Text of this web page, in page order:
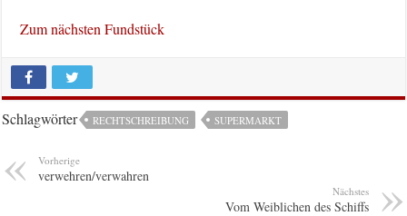
Zum nächsten Fundstück
Schlagwörter RECHTSCHREIBUNG SUPERMARKT
Vorherige
verwehren/verwahren
Nächstes
Vom Weiblichen des Schiffs